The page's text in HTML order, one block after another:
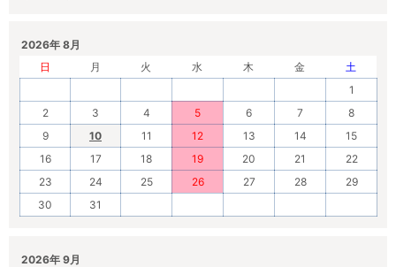
2026年 8月
日
月 火 水 木 金
土
1
2
3 4 5 6 7
8
9
10 11 12 13 14
15
16
17 18 19 20 21
22
23
24 25 26 27 28
29
30
31
2026年 9月